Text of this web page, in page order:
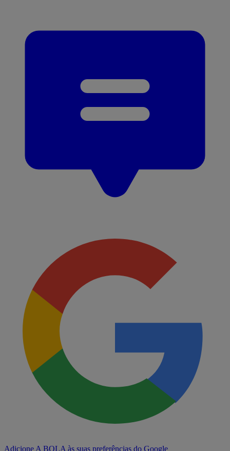
Adicione A BOLA às suas preferências do Google